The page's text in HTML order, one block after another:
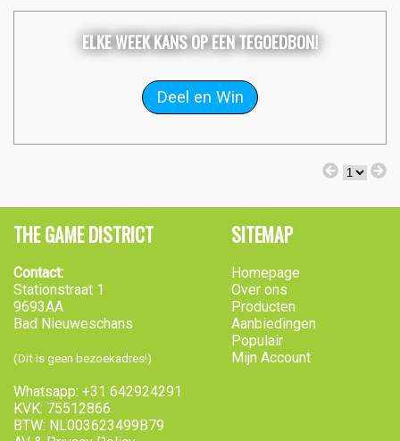
ELKE WEEK KANS OP EEN TEGOEDBON!
THE GAME DISTRICT
Contact:
Stationstraat 1
9693AA
Bad Nieuweschans
(Dit is geen bezoekadres!)
Whatsapp: +31 642924291
KVK: 75512866
BTW: NL003623499B79
SITEMAP
Homepage
Over ons
Producten
Aanbiedingen
Populair
Mijn Account